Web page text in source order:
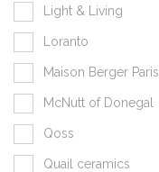
Light & Living
Loranto
Maison Berger Paris
McNutt of Donegal
Qoss
Quail ceramics